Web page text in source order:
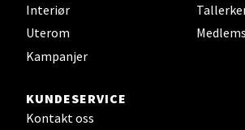
Interiør
Uterom
Kampanjer
KUNDESERVICE
Kontakt oss
Leirvik - Stord